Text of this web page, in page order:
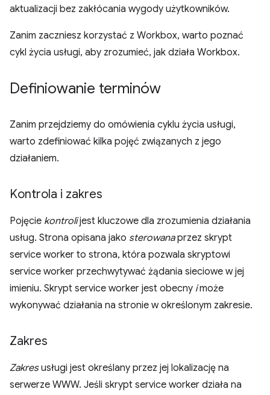
aktualizacji bez zakłócania wygody użytkowników.
Zanim zaczniesz korzystać z Workbox, warto poznać
cykl życia usługi, aby zrozumieć, jak działa Workbox.
Definiowanie terminów
Zanim przejdziemy do omówienia cyklu życia usługi,
warto zdefiniować kilka pojęć związanych z jego
działaniem.
Kontrola i zakres
Pojęcie kontrolijest kluczowe dla zrozumienia działania
usług. Strona opisana jako sterowanaprzez skrypt
service worker to strona, która pozwala skryptowi
service worker przechwytywać żądania sieciowe w jej
imieniu. Skrypt service worker jest obecny imoże
wykonywać działania na stronie w określonym zakresie.
Zakres
Zakresusługi jest określany przez jej lokalizację na
serwerze WWW. Jeśli skrypt service worker działa na